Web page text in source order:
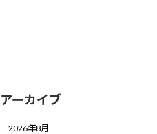
アーカイブ
2026年8月